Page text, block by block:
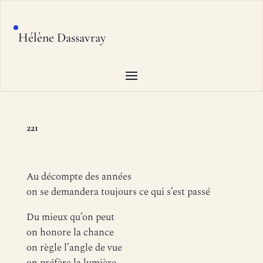
Hélène Dassavray
221
Au décompte des années
on se demandera toujours ce qui s’est passé
Du mieux qu’on peut
on honore la chance
on règle l’angle de vue